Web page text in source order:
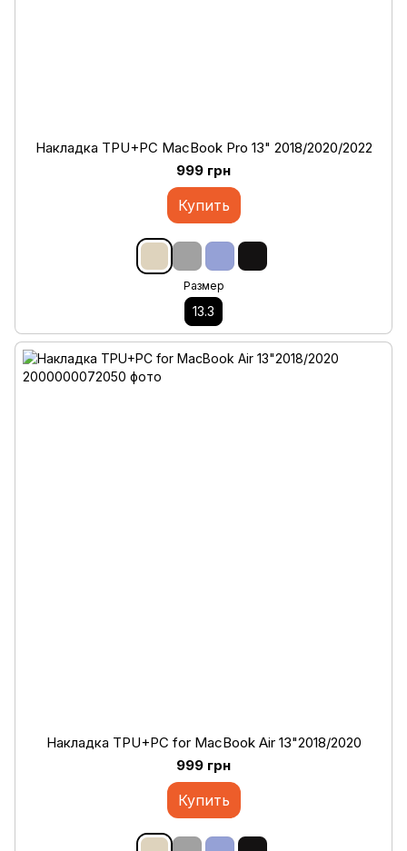
Накладка TPU+PC MacBook Pro 13" 2018/2020/2022
999 грн
Купить
Размер
13.3
Накладка TPU+PC for MacBook Air 13"2018/2020
999 грн
Купить